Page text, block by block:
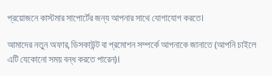
প্রয়োজনে কাস্টমার সাপোর্টের জন্য আপনার সাথে যোগাযোগ করতে।
আমাদের নতুন অফার, ডিসকাউন্ট বা প্রমোশন সম্পর্কে আপনাকে জানাতে (আপনি চাইলে
এটি যেকোনো সময় বন্ধ করতে পারেন)।